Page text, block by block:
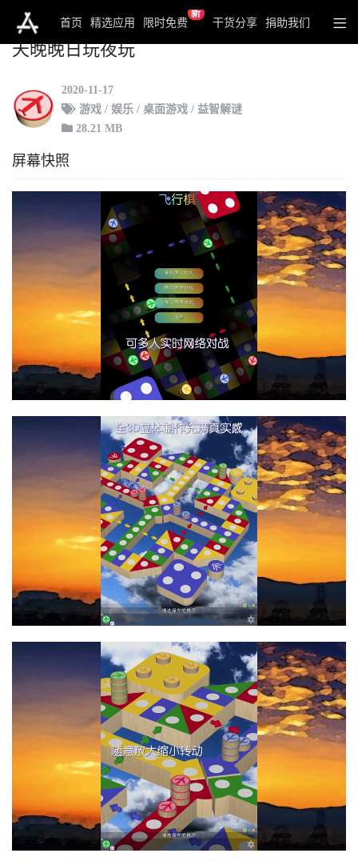
首页 精选应用 限时免费
新
干货分享 捐助我们
飞行棋3D - 童年棋类游戏回忆 儿时至爱 天
天晚晚日玩夜玩
2020-11-17
游戏 / 娱乐 / 桌面游戏 / 益智解谜
28.21 MB
屏幕快照